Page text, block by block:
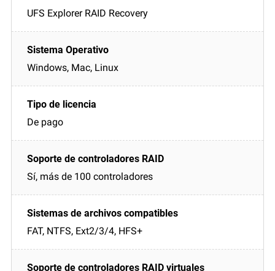
UFS Explorer RAID Recovery
Windows, Mac, Linux
De pago
Sí, más de 100 controladores
FAT, NTFS, Ext2/3/4, HFS+